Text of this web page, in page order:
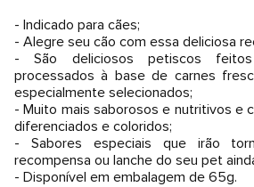
- Indicado para cães;
- Alegre seu cão com essa deliciosa
- São deliciosos petiscos
processados à base de carnes
especialmente selecionados;
- Muito mais saborosos e nutritivos e
diferenciados e coloridos;
- Sabores especiais que irão
recompensa ou lanche do seu pet
- Disponível em embalagem de 65g.